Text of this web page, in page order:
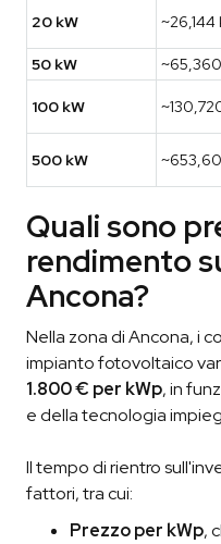
20 kW ~26,144
50 kW
100 kW
500 kW
Quali sono
rendimento
Ancona?
Nella zona di Ancona, i
impianto fotovoltaico
1.800 € per kWp, in
e della tecnologia
Il tempo di rientro
fattori, tra cui:
Prezzo per kWp,